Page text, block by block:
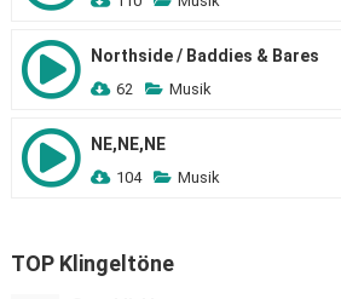
Northside / Baddies & Bares
62 Musik
NE,NE,NE
104 Musik
TOP Klingeltöne